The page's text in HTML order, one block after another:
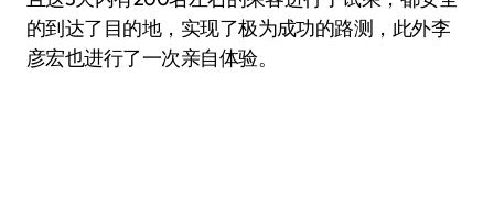
的到达了目的地，实现了极为成功的路测，此外李
彦宏也进行了一次亲自体验。